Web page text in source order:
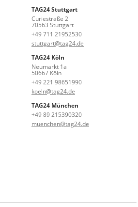
TAG24 Stuttgart
Curiestraße 2
70563 Stuttgart
+49 711 21952530
stuttgart@tag24.de
TAG24 Köln
Neumarkt 1a
50667 Köln
+49 221 98651990
koeln@tag24.de
TAG24 München
+49 89 215390320
muenchen@tag24.de